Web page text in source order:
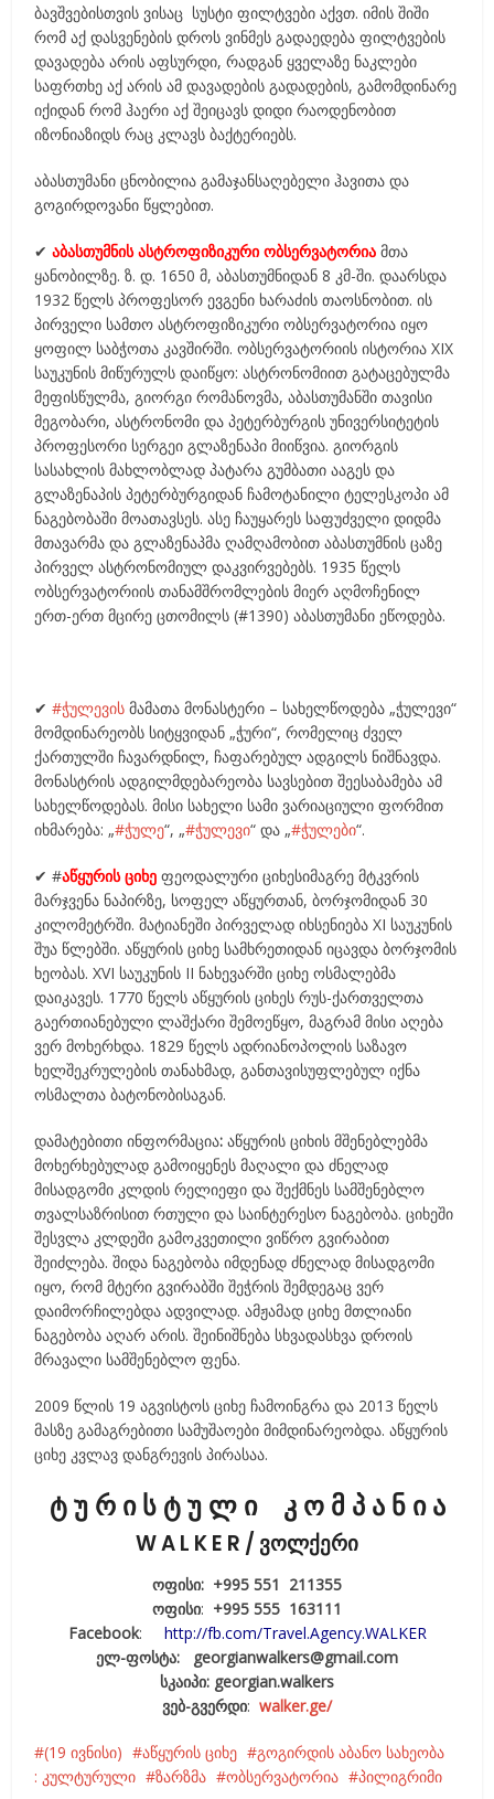
ბავშვებისთვის ვისაც სუსტი ფილტვები აქვთ. იმის შიში
რომ აქ დასვენების დროს ვინმეს გადაედება ფილტვების
დავადება არის აფსურდი, რადგან ყველაზე ნაკლები
საფრთხე აქ არის ამ დავადების გადადების, გამომდინარე
იქიდან რომ ჰაერი აქ შეიცავს დიდი რაოდენობით
იზონიაზიდს რაც კლავს ბაქტერიებს.
აბასთუმანი ცნობილია გამაჯანსაღებელი ჰავითა და
გოგირდოვანი წყლებით.
✔აბასთუმნის ასტროფიზიკური ობსერვატორია მთა
ყანობილზე. ზ. დ. 1650 მ, აბასთუმნიდან 8 კმ-ში. დაარსდა
1932 წელს პროფესორ ევგენი ხარაძის თაოსნობით. ის
პირველი სამთო ასტროფიზიკური ობსერვატორია იყო
ყოფილ საბჭოთა კავშირში. ობსერვატორიის ისტორია XIX
საუკუნის მიწურულს დაიწყო: ასტრონომიით გატაცებულმა
მეფისწულმა, გიორგი რომანოვმა, აბასთუმანში თავისი
მეგობარი, ასტრონომი და პეტერბურგის უნივერსიტეტის
პროფესორი სერგეი გლაზენაპი მიიწვია. გიორგის
სასახლის მახლობლად პატარა გუმბათი ააგეს და
გლაზენაპის პეტერბურგიდან ჩამოტანილი ტელესკოპი ამ
ნაგებობაში მოათავსეს. ასე ჩაუყარეს საფუძველი დიდმა
მთავარმა და გლაზენაპმა ღამღამობით აბასთუმნის ცაზე
პირველ ასტრონომიულ დაკვირვებებს. 1935 წელს
ობსერვატორიის თანამშრომლების მიერ აღმოჩენილ
ერთ-ერთ მცირე ცთომილს (#1390) აბასთუმანი ეწოდება.
✔#ჭულევის მამათა მონასტერი – სახელწოდება „ჭულევი“
მომდინარეობს სიტყვიდან „ჭური“, რომელიც ძველ
ქართულში ჩავარდნილ, ჩაფარებულ ადგილს ნიშნავდა.
მონასტრის ადგილმდებარეობა სავსებით შეესაბამება ამ
სახელწოდებას. მისი სახელი სამი ვარიაციული ფორმით
იხმარება: „#ჭულე“, „#ჭულევი“ და „#ჭულები“.
✔ #აწყურის ციხე ფეოდალური ციხესიმაგრე მტკვრის
მარჯვენა ნაპირზე, სოფელ აწყურთან, ბორჯომიდან 30
კილომეტრში. მატიანეში პირველად იხსენიება XI საუკუნის
შუა წლებში. აწყურის ციხე სამხრეთიდან იცავდა ბორჯომის
ხეობას. XVI საუკუნის II ნახევარში ციხე ოსმალებმა
დაიკავეს. 1770 წელს აწყურის ციხეს რუს-ქართველთა
გაერთიანებული ლაშქარი შემოეწყო, მაგრამ მისი აღება
ვერ მოხერხდა. 1829 წელს ადრიანოპოლის საზავო
ხელშეკრულების თანახმად, განთავისუფლებულ იქნა
ოსმალთა ბატონობისაგან.
დამატებითი ინფორმაცია:აწყურის ციხის მშენებლებმა
მოხერხებულად გამოიყენეს მაღალი და ძნელად
მისადგომი კლდის რელიეფი და შექმნეს სამშენებლო
თვალსაზრისით რთული და საინტერესო ნაგებობა. ციხეში
შესვლა კლდეში გამოკვეთილი ვიწრო გვირაბით
შეიძლება. შიდა ნაგებობა იმდენად ძნელად მისადგომი
იყო, რომ მტერი გვირაბში შეჭრის შემდეგაც ვერ
დაიმორჩილებდა ადვილად. ამჟამად ციხე მთლიანი
ნაგებობა აღარ არის. შეინიშნება სხვადასხვა დროის
მრავალი სამშენებლო ფენა.
2009 წლის 19 აგვისტოს ციხე ჩამოინგრა და 2013 წელს
მასზე გამაგრებითი სამუშაოები მიმდინარეობდა. აწყურის
ციხე კვლავ დანგრევის პირასაა.
ტ უ რ ი ს ტ უ ლ ი კ ო მ პ ა ნ ი ა
W A L K E R / ვოლქერი
ოფისი: +995 551 211355
ოფისი: +995 555 163111
Facebook: http://fb.com/Travel.Agency.WALKER
ელ-ფოსტა: georgianwalkers@gmail.com
სკაიპი: georgian.walkers
ვებ-გვერდი: walker.ge/
(19 ივნისი) აწყურის ციხე
გოგირდის აბანო სახეობა
: კულტურული
ზარზმა ობსერვატორია პილიგრიმი